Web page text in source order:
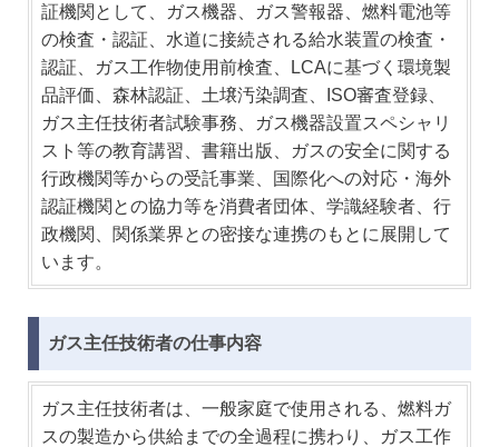
証機関として、ガス機器、ガス警報器、燃料電池等
の検査・認証、水道に接続される給水装置の検査・
認証、ガス工作物使用前検査、LCAに基づく環境製
品評価、森林認証、土壌汚染調査、ISO審査登録、
ガス主任技術者試験事務、ガス機器設置スペシャリ
スト等の教育講習、書籍出版、ガスの安全に関する
行政機関等からの受託事業、国際化への対応・海外
認証機関との協力等を消費者団体、学識経験者、行
政機関、関係業界との密接な連携のもとに展開して
います。
ガス主任技術者の仕事内容
ガス主任技術者は、一般家庭で使用される、燃料ガ
スの製造から供給までの全過程に携わり、ガス工作